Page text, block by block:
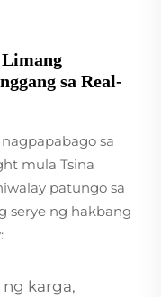
sa Real-
sa
mula Tsina
patungo sa
serye ng hakbang
karga,